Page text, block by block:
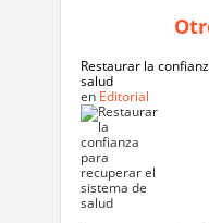
Restaurar la
salud
en Editorial